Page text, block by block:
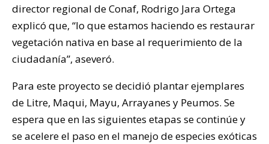
director regional de Conaf, Rodrigo Jara Ortega
explicó que, “lo que estamos haciendo es restaurar
vegetación nativa en base al requerimiento de la
ciudadanía”, aseveró.
Para este proyecto se decidió plantar ejemplares
de Litre, Maqui, Mayu, Arrayanes y Peumos. Se
espera que en las siguientes etapas se continúe y
se acelere el paso en el manejo de especies exóticas